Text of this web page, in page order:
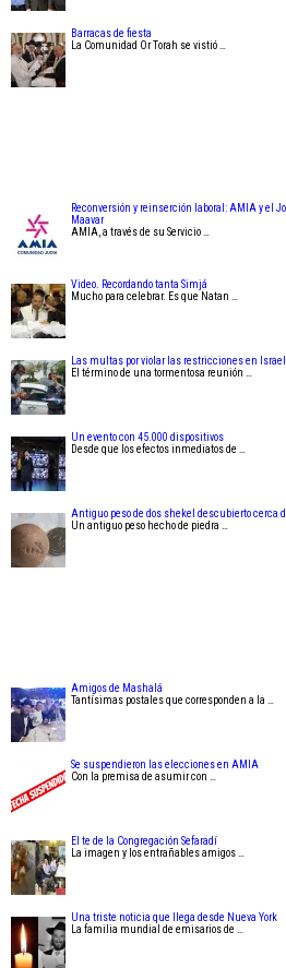
Barracas de fiesta
La Comunidad Or Torah se vistió …
Reconversión y reinserción laboral: AMIA y el
Maavar
AMIA, a través de su Servicio …
Video. Recordando tanta Simjá
Mucho para celebrar. Es que Natan …
Las multas por violar las restricciones en Israel
El término de una tormentosa reunión …
Un evento con 45.000 dispositivos
Desde que los efectos inmediatos de …
Antiguo peso de dos shekel descubierto cerca
Un antiguo peso hecho de piedra …
Amigos de Mashalá
Tantísimas postales que corresponden a la …
Se suspendieron las elecciones en AMIA
Con la premisa de asumir con …
El te de la Congregación Sefaradí
La imagen y los entrañables amigos …
Una triste noticia que llega desde Nueva York
La familia mundial de emisarios de …